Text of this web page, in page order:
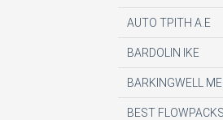
AUTO ΤΡΙΤΗ Α.Ε
BARDOLIN ΙΚΕ
BARKINGWELL
BEST